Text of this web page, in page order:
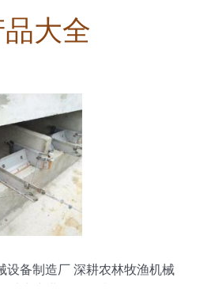
品大全
设备制造厂 深耕农林牧渔机械